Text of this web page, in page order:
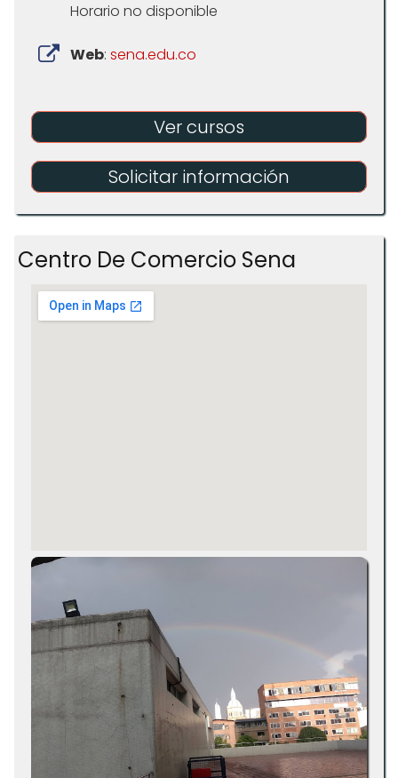
Horario no disponible
Web: sena.edu.co
Ver cursos
Solicitar información
Centro De Comercio Sena